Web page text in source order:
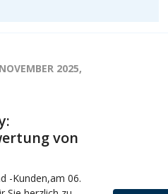
2025,
von
-Kunden,am 06.